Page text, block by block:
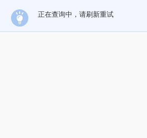
正在查询中，请刷新重试